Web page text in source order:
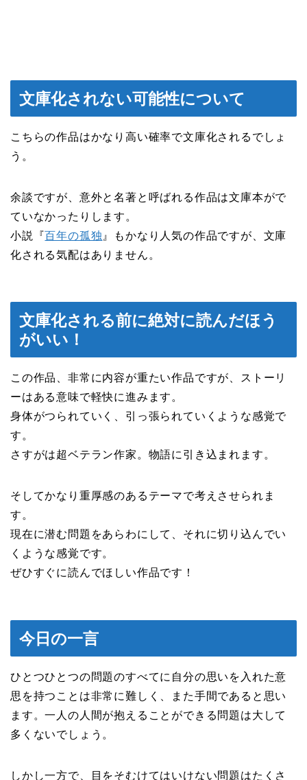
文庫化されない可能性について
こちらの作品はかなり高い確率で文庫化されるでしょ
う。
余談ですが、意外と名著と呼ばれる作品は文庫本がで
ていなかったりします。
小説『百年の孤独 』もかなり人気の作品ですが、文庫
化される気配はありません。
文庫化される前に絶対に読んだほう
がいい！
この作品、非常に内容が重たい作品ですが、ストーリ
ーはある意味で軽快に進みます。
身体がつられていく、引っ張られていくような感覚で
す。
さすがは超ベテラン作家。物語に引き込まれます。
そしてかなり重厚感のあるテーマで考えさせられま
す。
現在に潜む問題をあらわにして、それに切り込んでい
くような感覚です。
ぜひすぐに読んでほしい作品です！
今日の一言
ひとつひとつの問題のすべてに自分の思いを入れた意
思を持つことは非常に難しく、また手間であると思い
ます。一人の人間が抱えることができる問題は大して
多くないでしょう。
しかし一方で、目をそむけてはいけない問題はたくさ